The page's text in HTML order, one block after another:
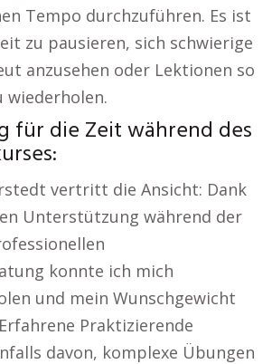
Tempo durchzuführen. Es ist
zu pausieren, sich schwierige
anzusehen oder Lektionen so
für die Zeit während des
vertritt die Ansicht: Dank
Unterstützung während der
konnte ich mich
und mein Wunschgewicht
Praktizierende
davon, komplexe Übungen